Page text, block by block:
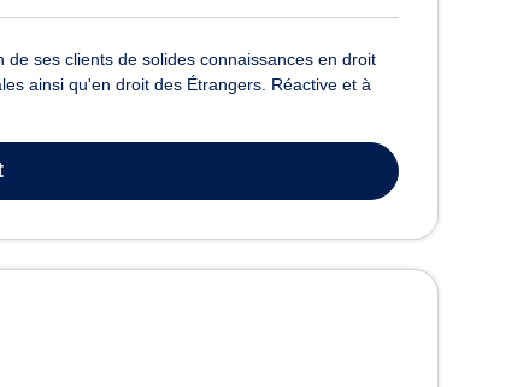
ses clients de solides connaissances en droit
ainsi qu'en droit des Étrangers. Réactive et à